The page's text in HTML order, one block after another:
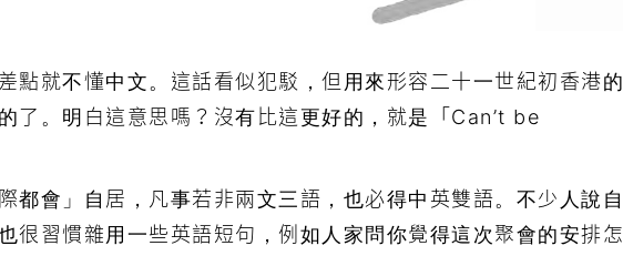
點就不懂中文。這話看似犯駁，但用來形容二十一世紀初香港的
了。明白這意思嗎？沒有比這更好的，就是「Can’t be
都會」自居，凡事若非兩文三語，也必得中英雙語。不少人說自
很習慣雜用一些英語短句，例如人家問你覺得這次聚會的安排怎